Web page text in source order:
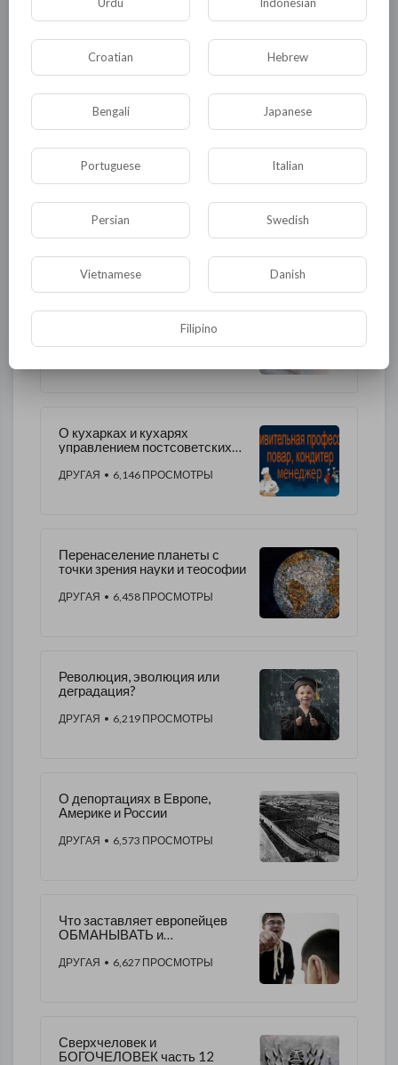
Комедия Развлечение
Новости и политика Криминал Культура
Флора и фауна ЖКХ История
Медицина Наука и образование
Другая
ДРУГОЕ ЭТОГО АВТОРА
Как Украина умирала в
отрасли космонавтики
О кухарках и кухарях
управлением постсоветских
ДРУГАЯ • 6,146 ПРОСМОТРЫ
Перенаселение планеты с
точки зрения науки и теософии
ДРУГАЯ • 6,458 ПРОСМОТРЫ
Революция, эволюция или
деградация?
ДРУГАЯ • 6,219 ПРОСМОТРЫ
О депортациях в Европе,
Америке и России
ДРУГАЯ • 6,573 ПРОСМОТРЫ
Что заставляет европейцев
ОБМАНЫВАТЬ и
ДРУГАЯ • 6,627 ПРОСМОТРЫ
Сверхчеловек и
БОГОЧЕЛОВЕК часть 12
Croatian Hebrew
Bengali Japanese
Portuguese Italian
Persian Swedish
Vietnamese Danish
Filipino